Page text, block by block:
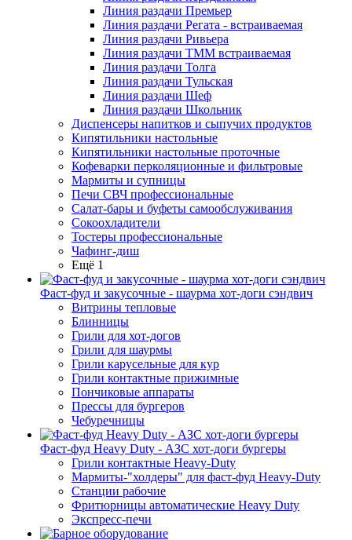
Линия раздачи Премьер
Линия раздачи Регата - встраиваемая
Линия раздачи Ривьера
Линия раздачи ТММ встраиваемая
Линия раздачи Толга
Линия раздачи Тульская
Линия раздачи Шеф
Линия раздачи Школьник
Диспенсеры напитков и сыпучих продуктов
Кипятильники настольные
Кипятильники настольные проточные
Кофеварки перколяционные и фильтровые
Мармиты и супницы
Печи СВЧ профессиональные
Салат-бары и буфеты самообслуживания
Сокоохладители
Тостеры профессиональные
Чафинг-диш
Ещё 1
Фаст-фуд и закусочные - шаурма хот-доги сэндвич
Витрины тепловые
Блинницы
Грили для хот-догов
Грили для шаурмы
Грили карусельные для кур
Грили контактные прижимные
Пончиковые аппараты
Прессы для бургеров
Чебуречницы
Фаст-фуд Heavy Duty - АЗС хот-доги бургеры
Грили контактные Heavy-Duty
Мармиты-"холдеры" для фаст-фуд Heavy-Duty
Станции рабочие
Фритюрницы автоматические Heavy Duty
Экспресс-печи